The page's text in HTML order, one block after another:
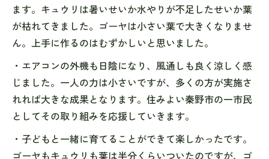
ます。キュウリは暑いせいか水やりが不足したせいか葉
が枯れてきました。ゴーヤは小さい葉で大きくなりませ
ん。上手に作るのはむずかしいと思いました。
・エアコンの外機も日陰になり、風通しも良く涼しく感
じました。一人の力は小さいですが、多くの方が実施さ
れれば大きな成果となります。住みよい秦野市の一市民
としてその取り組みを応援していきます。
・子どもと一緒に育てることができて楽しかったです。
ゴーヤもキュウリも葉は半分くらいついたのですが、ゴ